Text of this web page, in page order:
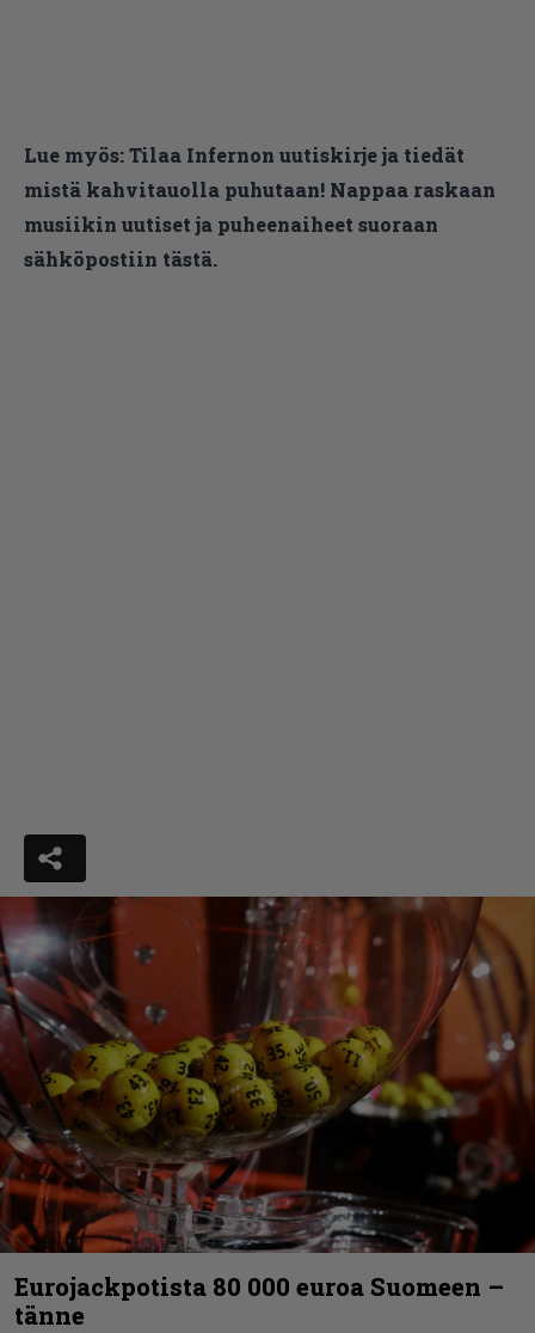
Lue myös:Tilaa Infernon uutiskirje ja tiedät
mistä kahvitauolla puhutaan! Nappaa raskaan
musiikin uutiset ja puheenaiheet suoraan
sähköpostiin tästä.
Eurojackpotista 80 000 euroa Suomeen –
tänne